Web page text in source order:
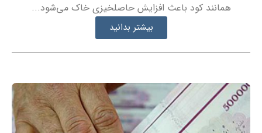
همانند کود باعث افزایش حاصلخیزی خاک می‌شود...
بیشتر بدانید